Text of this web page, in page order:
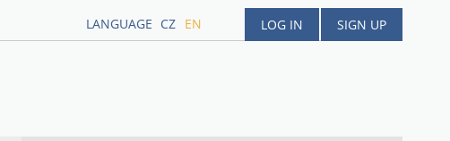
LOG IN SIGN UP
LANGUAGE CZ EN